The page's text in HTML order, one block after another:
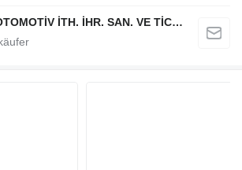
DURMUŞ ÖZGÜL OTOMOTİV İTH. İHR. SAN. VE TİC. A.Ş